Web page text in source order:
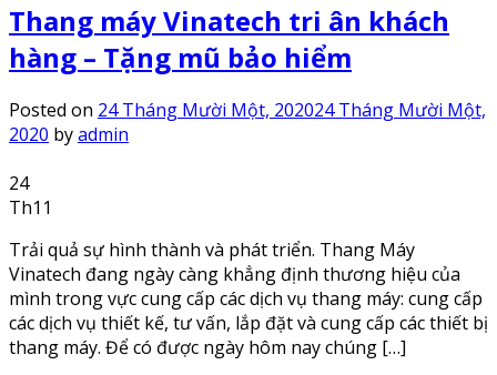
Thang máy Vinatech tri ân khách
hàng – Tặng mũ bảo hiểm
Posted on 24 Tháng Mười Một, 202024 Tháng Mười Một,
2020 byadmin
24
Th11
Trải quả sự hình thành và phát triển. Thang Máy
Vinatech đang ngày càng khẳng định thương hiệu của
mình trong vực cung cấp các dịch vụ thang máy: cung cấp
các dịch vụ thiết kế, tư vấn, lắp đặt và cung cấp các thiết bị
thang máy. Để có được ngày hôm nay chúng […]